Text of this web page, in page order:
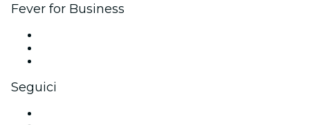
Fever for Business
Seguici